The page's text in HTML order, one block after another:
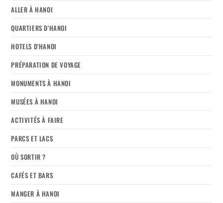
ALLER À HANOI
QUARTIERS D’HANOI
HOTELS D’HANOI
PRÉPARATION DE VOYAGE
MONUMENTS À HANOI
MUSÉES À HANOI
ACTIVITÉS À FAIRE
PARCS ET LACS
OÙ SORTIR ?
CAFÉS ET BARS
MANGER À HANOI